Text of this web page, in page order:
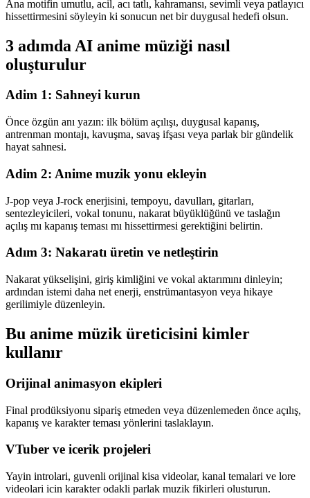
Ana motifin umutlu, acil, acı tatlı, kahramansı, sevimli veya patlayıcı
hissettirmesini söyleyin ki sonucun net bir duygusal hedefi olsun.
3 adımda AI anime müziği nasıl
oluşturulur
Adim 1: Sahneyi kurun
Önce özgün anı yazın: ilk bölüm açılışı, duygusal kapanış,
antrenman montajı, kavuşma, savaş ifşası veya parlak bir gündelik
hayat sahnesi.
Adim 2: Anime muzik yonu ekleyin
J-pop veya J-rock enerjisini, tempoyu, davulları, gitarları,
sentezleyicileri, vokal tonunu, nakarat büyüklüğünü ve taslağın
açılış mı kapanış teması mı hissettirmesi gerektiğini belirtin.
Adım 3: Nakaratı üretin ve netleştirin
Nakarat yükselişini, giriş kimliğini ve vokal aktarımını dinleyin;
ardından istemi daha net enerji, enstrümantasyon veya hikaye
gerilimiyle düzenleyin.
Bu anime müzik üreticisini kimler
kullanır
Orijinal animasyon ekipleri
Final prodüksiyonu sipariş etmeden veya düzenlemeden önce açılış,
kapanış ve karakter teması yönlerini taslaklayın.
VTuber ve icerik projeleri
Yayin introlari, guvenli orijinal kisa videolar, kanal temalari ve lore
videolari icin karakter odakli parlak muzik fikirleri olusturun.